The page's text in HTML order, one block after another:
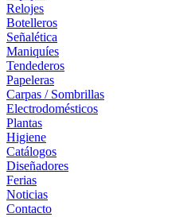
Relojes
Botelleros
Señalética
Maniquíes
Tendederos
Papeleras
Carpas / Sombrillas
Electrodomésticos
Plantas
Higiene
Catálogos
Diseñadores
Ferias
Noticias
Contacto